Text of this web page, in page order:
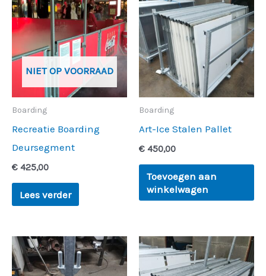
NIET OP VOORRAAD
Boarding
Recreatie Boarding
Deursegment
€ 425,00
Lees verder
Boarding
Art-Ice Stalen Pallet
€ 450,00
Toevoegen aan
winkelwagen